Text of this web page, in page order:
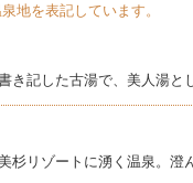
地を表記しています。
き記した古湯で、美人湯と
杉リゾートに湧く温泉。澄